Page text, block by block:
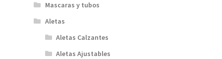
Mascaras y tubos
Aletas
Aletas Calzantes
Aletas Ajustables